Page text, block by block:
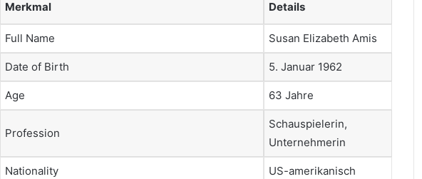
Merkmal Details
Full Name Susan Elizabeth Amis
Date of Birth 5. Januar 1962
Age 63 Jahre
Profession
Schauspielerin,
Unternehmerin
Nationality US-amerikanisch